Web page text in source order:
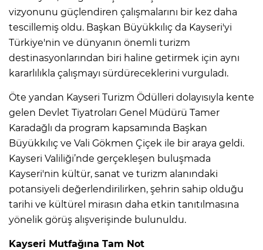
vizyonunu güçlendiren çalışmalarını bir kez daha
tescillemiş oldu. Başkan Büyükkılıç da Kayseri'yi
Türkiye'nin ve dünyanın önemli turizm
destinasyonlarından biri haline getirmek için aynı
kararlılıkla çalışmayı sürdüreceklerini vurguladı.
Öte yandan Kayseri Turizm Ödülleri dolayısıyla kente
gelen Devlet Tiyatroları Genel Müdürü Tamer
Karadağlı da program kapsamında Başkan
Büyükkılıç ve Vali Gökmen Çiçek ile bir araya geldi.
Kayseri Valiliği’nde gerçekleşen buluşmada
Kayseri'nin kültür, sanat ve turizm alanındaki
potansiyeli değerlendirilirken, şehrin sahip olduğu
tarihi ve kültürel mirasın daha etkin tanıtılmasına
yönelik görüş alışverişinde bulunuldu.
Kayseri Mutfağına Tam Not